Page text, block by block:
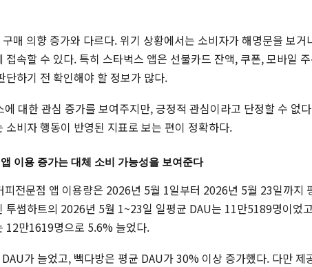
매 의향 증가와 다르다. 위기 상황에서는 소비자가 해명문을 보거
속할 수 있다. 특히 스타벅스 앱은 선불카드 잔액, 쿠폰, 모바일
하기 전 확인해야 할 정보가 많다.
대한 관심 증가를 보여주지만, 긍정적 관심이라고 단정할 수 없
소비자 행동이 반영된 지표로 보는 편이 정확하다.
이용 증가는 대체 소비 가능성을 보여준다
피전문점 앱 이용량은 2026년 5월 1일부터 2026년 5월 23일까지
투썸하트의 2026년 5월 1~23일 일평균 DAU는 11만5189명이었
12만1619명으로 5.6% 늘었다.
가 늘었고, 빽다방은 평균 DAU가 30% 이상 증가했다. 다만 제